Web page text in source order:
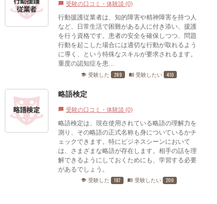
chat_bubble 受験の口コミ・体験談 (0)
行動援護従業者は、知的障害や精神障害を持つ人
など、日常生活で困難がある人に付き添い、援護
を行う資格です。患者の安全を確保しつつ、問題
行動を起こした場合には適切な行動が取れるよう
に導く、という特殊なスキルが要求されるます。
重度の認知症を患...
school 受験した 289 menu_book 受験したい 410
略語検定
chat_bubble 受験の口コミ・体験談 (0)
略語検定は、現在使用されている略語の理解力を
測り、その略語の正式名称も身についているかチ
ェックできます。特にビジネスシーンにおいて
は、さまざまな略語が存在します。相手の話を理
解できるようにしておくためにも、学習する必要
があるでしょう。
school 受験した 187 menu_book 受験したい 200